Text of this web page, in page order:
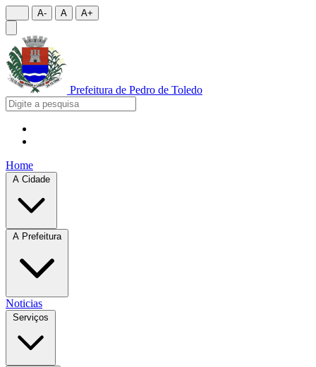
A- A A+
Prefeitura de Pedro de Toledo
Home
A Cidade
A Prefeitura
Noticias
Serviços